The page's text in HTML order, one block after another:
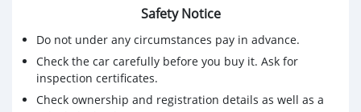
baxışdan keçib və 2021-ci ilin mayında olmalıdır. Hər
şeyi, yağı, filtrləri dəyişdirmişəm. Əlavə olaraq 19 yeni,
təkərli michelin qış təkəri əlavə edirəm! BMW orijinal qış
rezin və parça xalçaları ilə birlikdə!
ABŞ-dan bu vəziyyətdə gəldi. Mənim ABŞ şəkillərim var.
Əlavə olaraq auksionda alqı-satqı şəkilləri var, lazım olsa
Safety Notice
Do not under any circumstances pay in advance.
Check the car carefully before you buy it. Ask for
inspection certificates.
Check ownership and registration details as well as a